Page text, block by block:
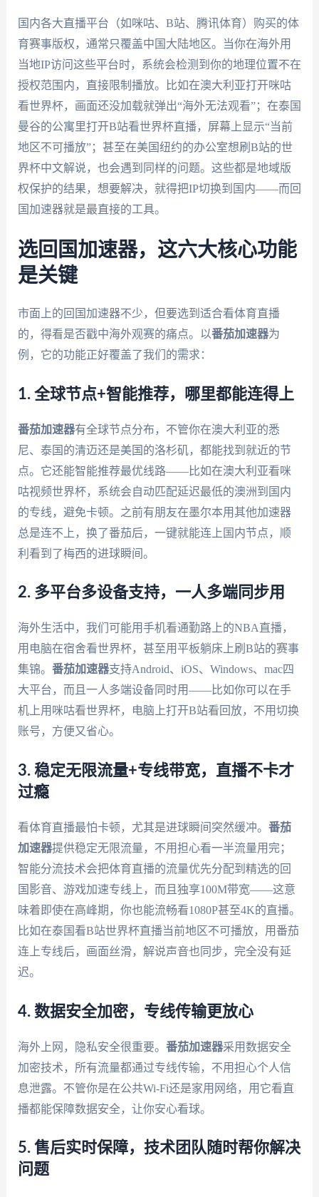
国内各大直播平台（如咪咕、B站、腾讯体育）购买的体
育赛事版权，通常只覆盖中国大陆地区。当你在海外用
当地IP访问这些平台时，系统会检测到你的地理位置不在
授权范围内，直接限制播放。比如在澳大利亚打开咪咕
看世界杯，画面还没加载就弹出“海外无法观看”；在泰国
曼谷的公寓里打开B站看世界杯直播，屏幕上显示“当前
地区不可播放”；甚至在美国纽约的办公室想刷B站的世
界杯中文解说，也会遇到同样的问题。这些都是地域版
权保护的结果，想要解决，就得把IP切换到国内——而回
国加速器就是最直接的工具。
选回国加速器，这六大核心功能
是关键
市面上的回国加速器不少，但要选到适合看体育直播
的，得看是否戳中海外观赛的痛点。以番茄加速器为
例，它的功能正好覆盖了我们的需求：
1. 全球节点+智能推荐，哪里都能连得上
番茄加速器有全球节点分布，不管你在澳大利亚的悉
尼、泰国的清迈还是美国的洛杉矶，都能找到就近的节
点。它还能智能推荐最优线路——比如在澳大利亚看咪
咕视频世界杯，系统会自动匹配延迟最低的澳洲到国内
的专线，避免卡顿。之前有朋友在墨尔本用其他加速器
总是连不上，换了番茄后，一键就能连上国内节点，顺
利看到了梅西的进球瞬间。
2. 多平台多设备支持，一人多端同步用
海外生活中，我们可能用手机看通勤路上的NBA直播，
用电脑在宿舍看世界杯，甚至用平板躺床上刷B站的赛事
集锦。 番茄加速器支持Android、iOS、Windows、mac四
大平台，而且一人多端设备同时用——比如你可以在手
机上用咪咕看世界杯，电脑上打开B站看回放，不用切换
账号，方便又省心。
3. 稳定无限流量+专线带宽，直播不卡才
过瘾
看体育直播最怕卡顿，尤其是进球瞬间突然缓冲。 番茄
加速器提供稳定无限流量，不用担心看一半流量用完；
智能分流技术会把体育直播的流量优先分配到精选的回
国影音、游戏加速专线上，而且独享100M带宽——这意
味着即使在高峰期，你也能流畅看1080P甚至4K的直播。
比如在泰国看B站世界杯直播当前地区不可播放，用番茄
连上专线后，画面丝滑，解说声音也同步，完全没有延
迟。
4. 数据安全加密，专线传输更放心
海外上网，隐私安全很重要。 番茄加速器采用数据安全
加密技术，所有流量都通过专线传输，不用担心个人信
息泄露。不管你是在公共Wi-Fi还是家用网络，用它看直
播都能保障数据安全，让你安心看球。
5. 售后实时保障，技术团队随时帮你解决
问题